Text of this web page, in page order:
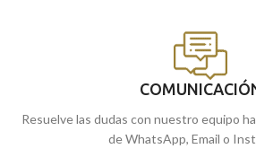
Resuelve las dudas con nuestro equipo
de WhatsApp, Email o